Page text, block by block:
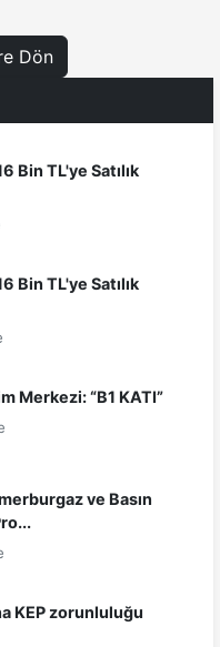
Dön
Bin TL'ye Satılık
Bin TL'ye Satılık
Merkezi: “B1 KATI”
ve Basın
KEP zorunluluğu